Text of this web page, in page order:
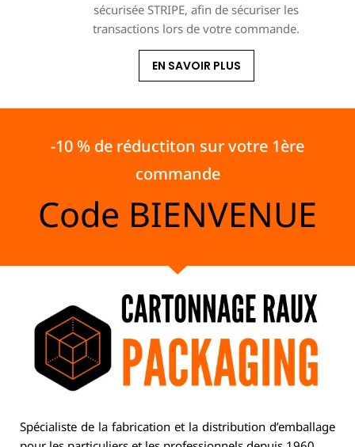
sécurisée STRIPE, afin de sécuriser les
transactions lors de votre commande.
EN SAVOIR PLUS
-10 % de réductiton sur votre 1ère
commande
Code BIENVENUE
Spécialiste de la fabrication et la distribution d’emballage